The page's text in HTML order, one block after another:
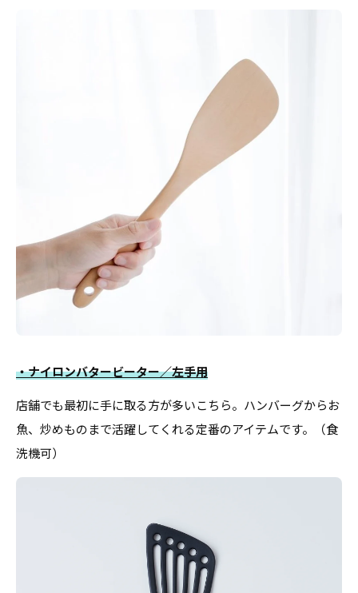
・ナイロンバタービーター／左手用
店舗でも最初に手に取る方が多いこちら。ハンバーグからお
魚、炒めものまで活躍してくれる定番のアイテムです。（食
洗機可）